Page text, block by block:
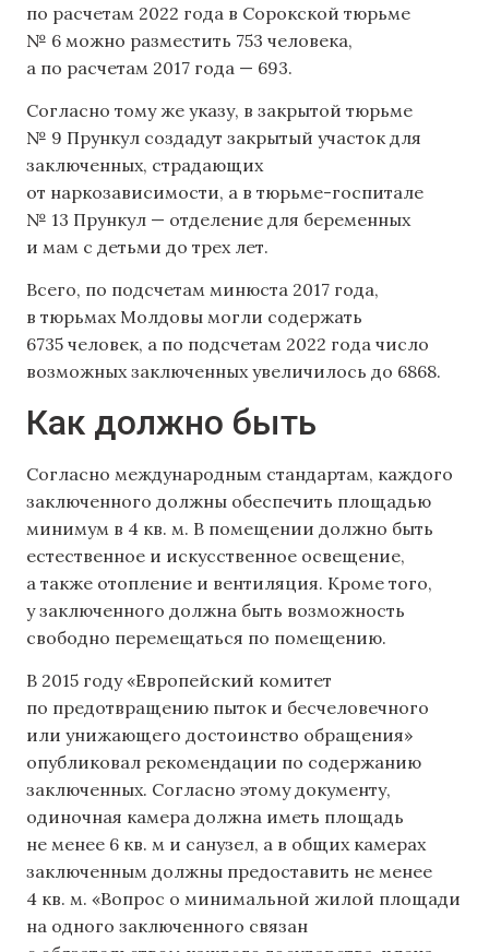
по расчетам 2022 года в Сорокской тюрьме
№ 6 можно разместить 753 человека,
а по расчетам 2017 года — 693.
Согласно тому же указу, в закрытой тюрьме
№ 9 Прункул создадут закрытый участок для
заключенных, страдающих
от наркозависимости, а в тюрьме-госпитале
№ 13 Прункул — отделение для беременных
и мам с детьми до трех лет.
Всего, по подсчетам минюста 2017 года,
в тюрьмах Молдовы могли содержать
6735 человек, а по подсчетам 2022 года число
возможных заключенных увеличилось до 6868.
Как должно быть
Согласно международным стандартам, каждого
заключенного должны обеспечить площадью
минимум в 4 кв. м. В помещении должно быть
естественное и искусственное освещение,
а также отопление и вентиляция. Кроме того,
у заключенного должна быть возможность
свободно перемещаться по помещению.
В 2015 году «Европейский комитет
по предотвращению пыток и бесчеловечного
или унижающего достоинство обращения»
опубликовал рекомендации по содержанию
заключенных. Согласно этому документу,
одиночная камера должна иметь площадь
не менее 6 кв. м и санузел, а в общих камерах
заключенным должны предоставить не менее
4 кв. м. «Вопрос о минимальной жилой площади
на одного заключенного связан